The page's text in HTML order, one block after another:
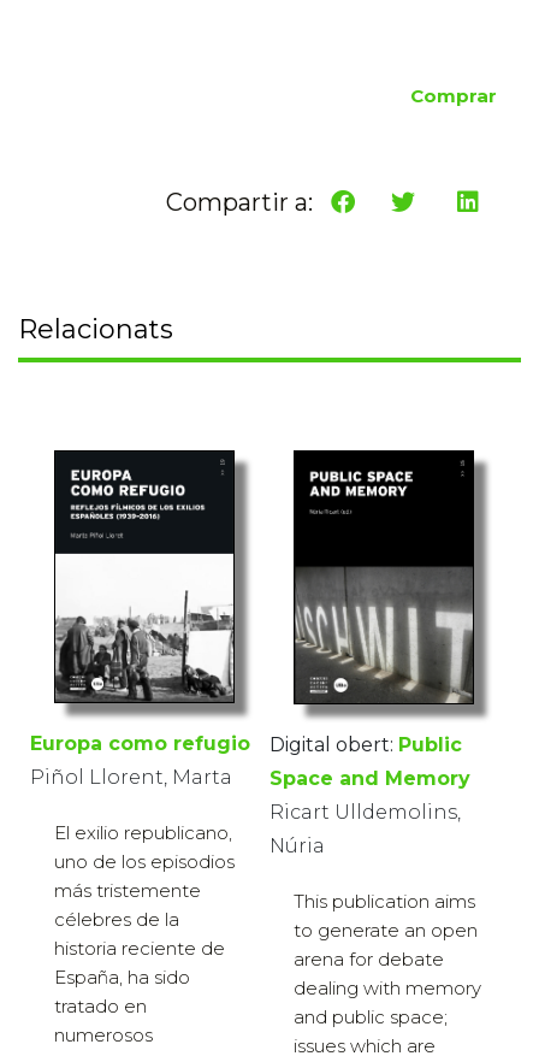
Comprar
Compartir a:
Relacionats
Europa como refugio
Piñol Llorent, Marta
El exilio republicano,
uno de los episodios
más tristemente
célebres de la
historia reciente de
España, ha sido
tratado en
numerosos
Digital obert: Public
Space and Memory
Ricart Ulldemolins,
Núria
This publication aims
to generate an open
arena for debate
dealing with memory
and public space;
issues which are